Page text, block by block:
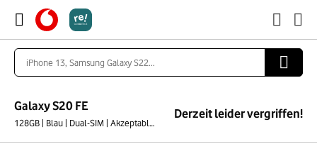
Galaxy S20 FE
128GB | Blau | Dual-SIM | Akzeptabler Zustand
Derzeit leider vergriffen!